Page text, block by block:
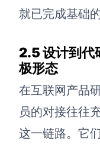
就已完成基础
2.5 设计到代
极形态
在互联网产品
员的对接往往
这一链路。它